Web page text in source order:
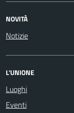
NOVITÀ
Notizie
L'UNIONE
Luoghi
Eventi